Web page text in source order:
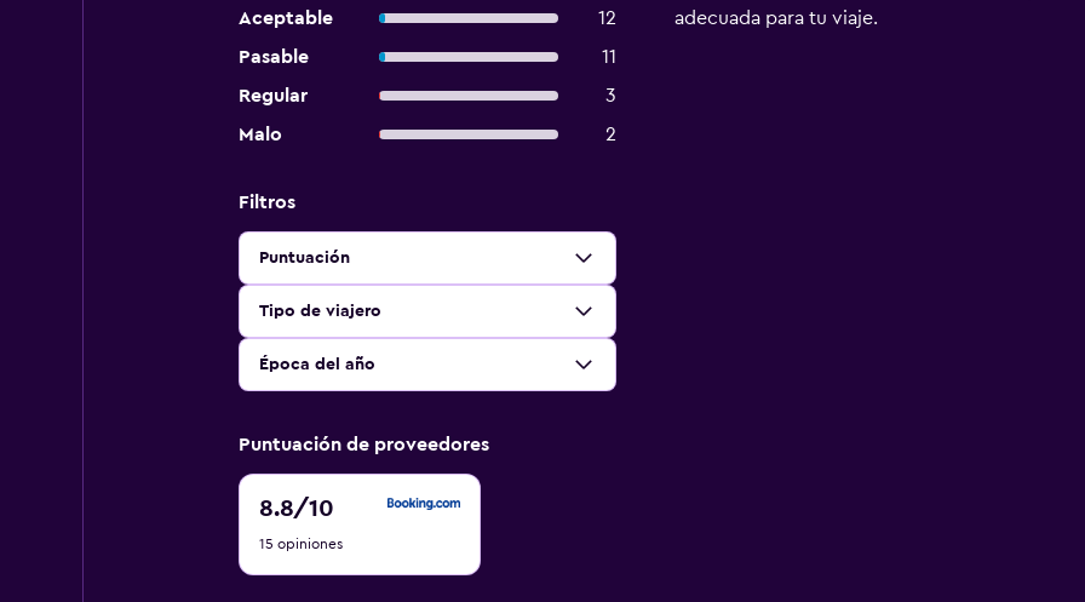
Aceptable
12
Pasable
11
Regular
3
Malo
2
Filtros
Puntuación
Tipo de viajero
Época del año
Puntuación de proveedores
8.8/10
8.8
10
15 opiniones
adecuada para tu viaje.